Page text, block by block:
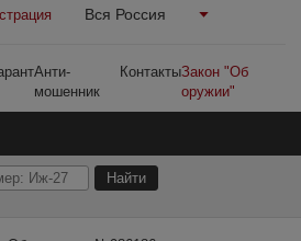
Вся Россия
Анти-
мошенник
КонтактыЗакон "Об
оружии"